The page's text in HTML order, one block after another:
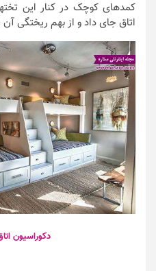
کمدهای کوچک در کنار این
اتاق جای داد و از بهم ریختگی
دکوراسیون